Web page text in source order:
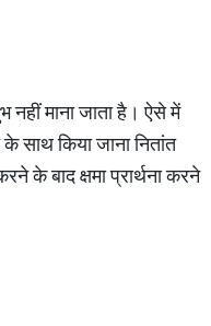
नहीं माना जाता है। ऐसे में
के साथ किया जाना नितांत
के बाद क्षमा प्रार्थना करने